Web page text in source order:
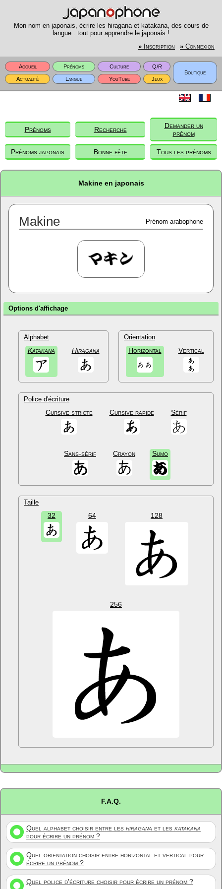
Mon nom en japonais, écrire les hiragana et katakana, des cours de
langue : tout pour apprendre le japonais !
» Inscription » Connexion
Accueil Prénoms Culture
Q/R
Boutique
Actualité
Langue YouTube Jeux
Prénoms Recherche
Demander un
prénom
Prénoms japonais Bonne fête Tous les prénoms
Makine en japonais
Makine Prénom arabophone
Options d'affichage
Alphabet
Katakana Hiragana
Orientation
Horizontal Vertical
Police d'écriture
Cursive stricte Cursive rapide Sérif
Sans-sérif Crayon Sumo
Taille
32 64 128
256
F.A.Q.
Quel alphabet choisir entre les hiragana et les katakana
pour écrire un prénom ?
Quel orientation choisir entre horizontal et vertical pour
écrire un prénom ?
Quel police d'écriture choisir pour écrire un prénom ?